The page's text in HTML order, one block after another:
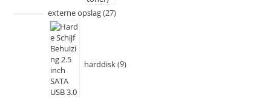
externe opslag 27
harddisk 9